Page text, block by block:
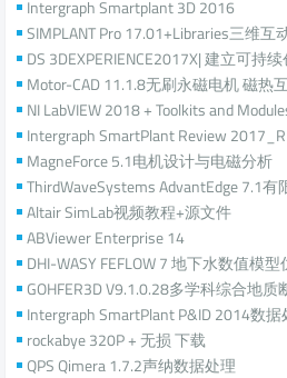
Intergraph Smartplant 3D 2016
SIMPLANT Pro 17.01+Libraries三维
DS 3DEXPERIENCE2017X| 建立可持
Motor-CAD 11.1.8无刷永磁电机 磁热
NI LabVIEW 2018 + Toolkits and
Intergraph SmartPlant Review
MagneForce 5.1电机设计与电磁分析
ThirdWaveSystems AdvantEdge 7.1
Altair SimLab视频教程+源文件
ABViewer Enterprise 14
DHI-WASY FEFLOW 7 地下水数值模型
GOHFER3D V9.1.0.28多学科综合地质
Intergraph SmartPlant P&ID 2014数
rockabye 320P + 无损 下载
QPS Qimera 1.7.2声纳数据处理